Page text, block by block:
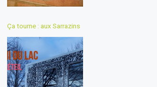
Ça tourne : aux Sarrazins